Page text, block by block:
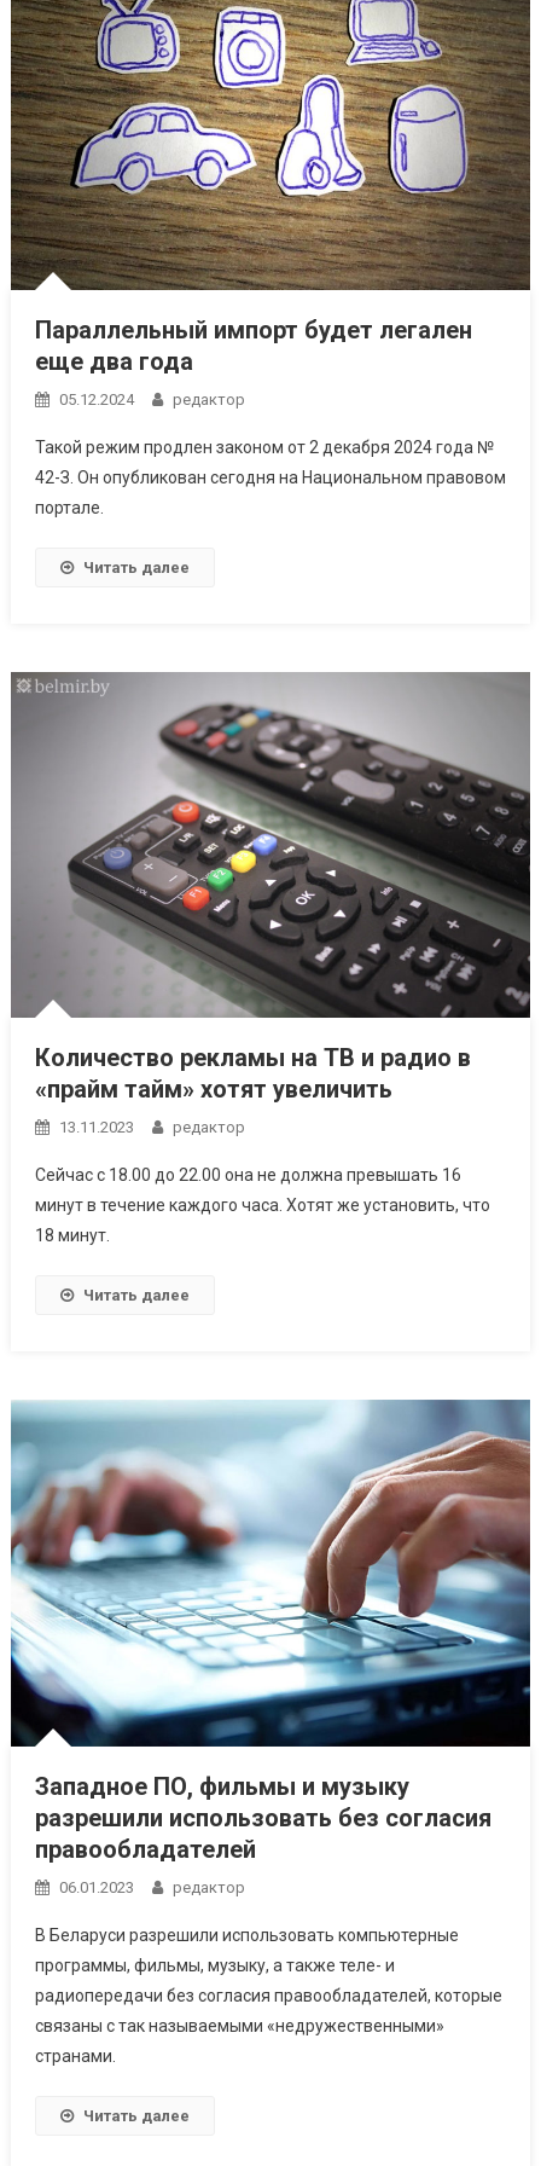
Параллельный импорт будет легален
еще два года
05.12.2024 редактор
Такой режим продлен законом от 2 декабря 2024 года №
42-З. Он опубликован сегодня на Национальном правовом
портале.
Читать далее
Количество рекламы на ТВ и радио в
«прайм тайм» хотят увеличить
13.11.2023 редактор
Cейчас с 18.00 до 22.00 она не должна превышать 16
минут в течение каждого часа. Хотят же установить, что
18 минут.
Читать далее
Западное ПО, фильмы и музыку
разрешили использовать без согласия
правообладателей
06.01.2023 редактор
В Беларуси разрешили использовать компьютерные
программы, фильмы, музыку, а также теле- и
радиопередачи без согласия правообладателей, которые
связаны с так называемыми «недружественными»
странами.
Читать далее